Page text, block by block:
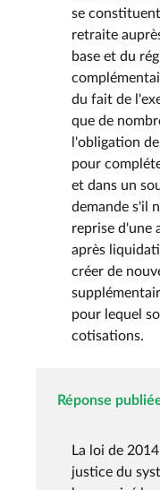
se
retraite
base et du
du fait de
que de
l'obligation
pour
et dans un
demande s'il
reprise d'une
après
créer de
pour lequel
cotisations.
Réponse
La loi de
justice du